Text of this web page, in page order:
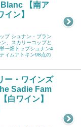
【南ア
ン】
プ シュナン・ブラン
、スカリーコップと
一畑トップシュナン4
ィムアトキン98点の
ー・ワインズ
Sadie Fam
白ワイン】